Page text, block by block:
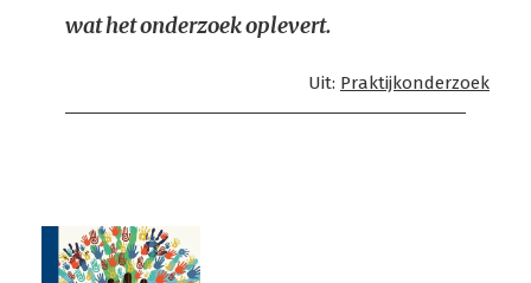
wat het onderzoek oplevert.
Uit: Praktijkonderzoek